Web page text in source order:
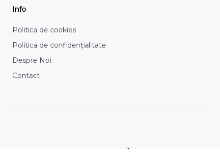
Info
Politica de cookies
Politica de confidențialitate
Despre Noi
Contact